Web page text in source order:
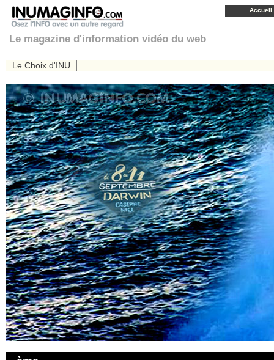
Accueil
Le magazine d'information vidéo du web
Le Choix d'INU